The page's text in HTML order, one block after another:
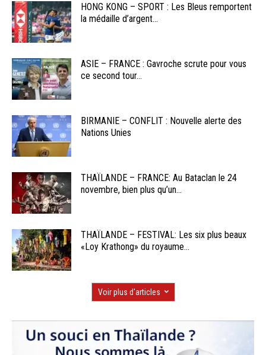
HONG KONG – SPORT : Les Bleus remportent
la médaille d’argent...
ASIE – FRANCE : Gavroche scrute pour vous
ce second tour...
BIRMANIE – CONFLIT : Nouvelle alerte des
Nations Unies
THAÏLANDE – FRANCE: Au Bataclan le 24
novembre, bien plus qu’un...
THAÏLANDE – FESTIVAL: Les six plus beaux
«Loy Krathong» du royaume...
Voir plus d'articles